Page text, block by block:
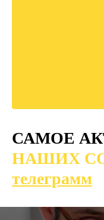
САМОЕ
НАШИХ
телеграмм